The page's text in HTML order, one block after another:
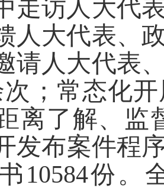
走访人大代
人大代表、
请人大代表
次；常态化
离了解、监
发布案件程
10584份。